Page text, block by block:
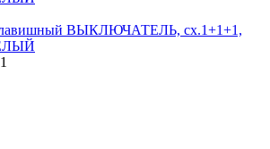
ВЫКЛЮЧАТЕЛЬ, сх.1+1+1,